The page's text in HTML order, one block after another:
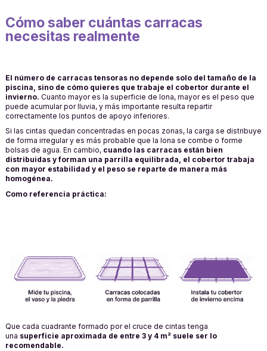
Cómo saber cuántas carracas
necesitas realmente
El número de carracas tensoras no depende solo del tamaño de la
piscina, sino de cómo quieres que trabaje el cobertor durante el
invierno. Cuanto mayor es la superficie de lona, mayor es el peso que
puede acumular por lluvia, y más importante resulta repartir
correctamente los puntos de apoyo inferiores.
Si las cintas quedan concentradas en pocas zonas, la carga se distribuye
de forma irregular y es más probable que la lona se combe o forme
bolsas de agua. En cambio, cuando las carracas están bien
distribuidas y forman una parrilla equilibrada, el cobertor trabaja
con mayor estabilidad y el peso se reparte de manera más
homogénea.
Como referencia práctica:
Que cada cuadrante formado por el cruce de cintas tenga
una superficie aproximada de entre 3 y 4 m² suele ser lo
recomendable.